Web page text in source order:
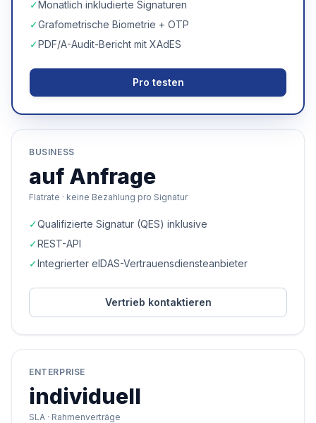
✓Monatlich inkludierte Signaturen
✓Grafometrische Biometrie + OTP
✓PDF/A-Audit-Bericht mit XAdES
Pro testen
BUSINESS
auf Anfrage
Flatrate · keine Bezahlung pro Signatur
✓Qualifizierte Signatur (QES) inklusive
✓REST-API
✓Integrierter eIDAS-Vertrauensdiensteanbieter
Vertrieb kontaktieren
ENTERPRISE
individuell
SLA · Rahmenverträge